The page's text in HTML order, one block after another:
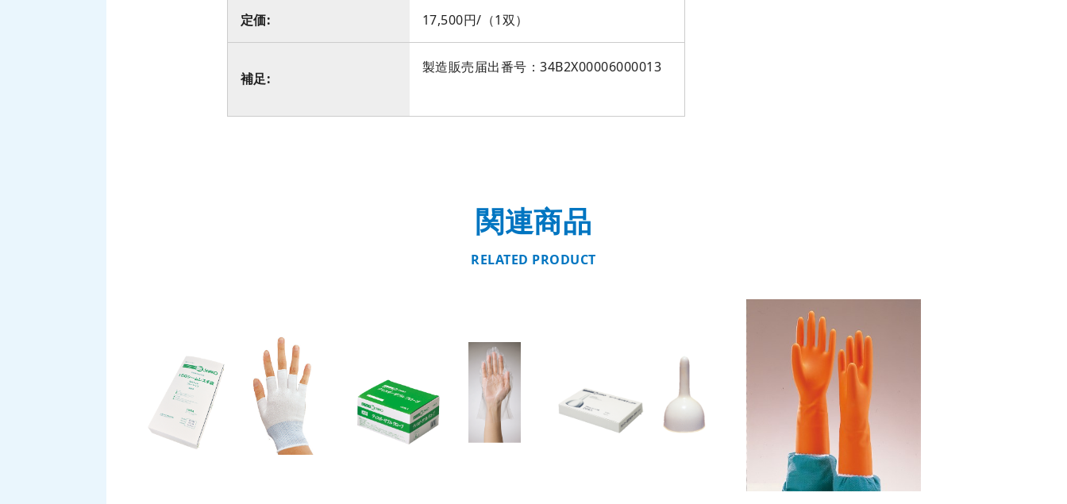
定価: 17,500円/（1双）
補足:
製造販売届出番号：34B2X00006000013
関連商品
RELATED PRODUCT